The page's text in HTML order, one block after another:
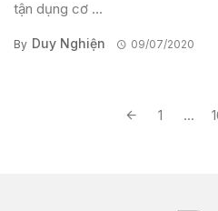
tận dụng cơ ...
By Duy Nghiện 09/07/2020
1 ...